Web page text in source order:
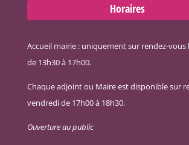
Horaires
Accueil mairie : uniquement sur rendez-vous
de 13h30 à 17h00.
Chaque adjoint ou Maire est disponible sur
vendredi de 17h00 à 18h30.
Ouverture au public